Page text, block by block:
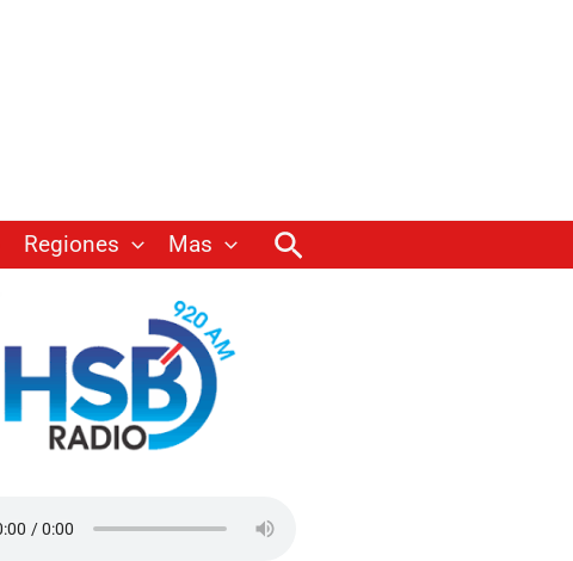
Regiones Mas Buscar